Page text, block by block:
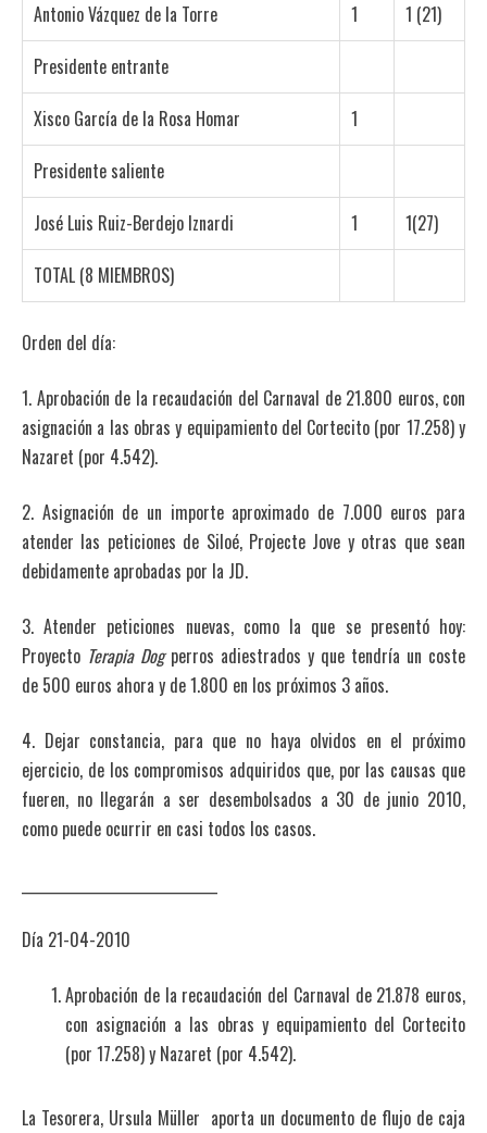
Antonio Vázquez de la Torre
1
1 (21)
Presidente entrante
Xisco García de la Rosa Homar
1
Presidente saliente
José Luis Ruiz-Berdejo Iznardi
1
1(27)
TOTAL (8 MIEMBROS)
Orden del día:
1. Aprobación de la recaudación del Carnaval de 21.800 euros, con
asignación a las obras y equipamiento del Cortecito (por 17.258) y
Nazaret (por 4.542).
2. Asignación de un importe aproximado de 7.000 euros para
atender las peticiones de Siloé, Projecte Jove y otras que sean
debidamente aprobadas por la JD.
3. Atender peticiones nuevas, como la que se presentó hoy:
Proyecto Terapia Dogperros adiestrados y que tendría un coste
de 500 euros ahora y de 1.800 en los próximos 3 años.
4. Dejar constancia, para que no haya olvidos en el próximo
ejercicio, de los compromisos adquiridos que, por las causas que
fueren, no llegarán a ser desembolsados a 30 de junio 2010,
como puede ocurrir en casi todos los casos.
Día 21-04-2010
Aprobación de la recaudación del Carnaval de 21.878 euros,
con asignación a las obras y equipamiento del Cortecito
(por 17.258) y Nazaret (por 4.542).
La Tesorera, Ursula Müller aporta un documento de flujo de caja